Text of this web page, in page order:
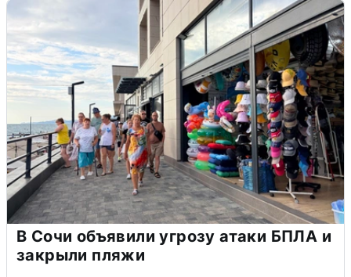
В Сочи объявили угрозу атаки БПЛА и
закрыли пляжи